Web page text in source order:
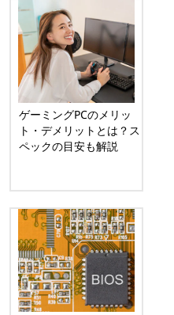
ゲーミングPCのメリッ
ト・デメリットとは？ス
ペックの目安も解説